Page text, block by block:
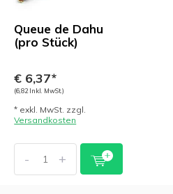
Queue de Dahu
(pro Stück)
€ 6,37*
(6,82 Inkl. MwSt.)
* exkl. MwSt. zzgl.
Versandkosten
- +